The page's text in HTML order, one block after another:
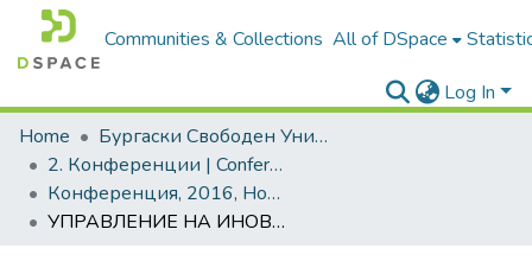
Communities & Collections All of DSpace
Log In
Home
Бургаски Свободен Университет | Burgas Free University
2. Конференции | Conferences
Конференция, 2016, Новата идея в образованието. Том 1
УПРАВЛЕНИЕ НА ИНОВАЦИОННИЯ ПОТЕНЦИАЛ НА ИНДУСТРИАЛНО ПРЕДПРИЯТИЕ